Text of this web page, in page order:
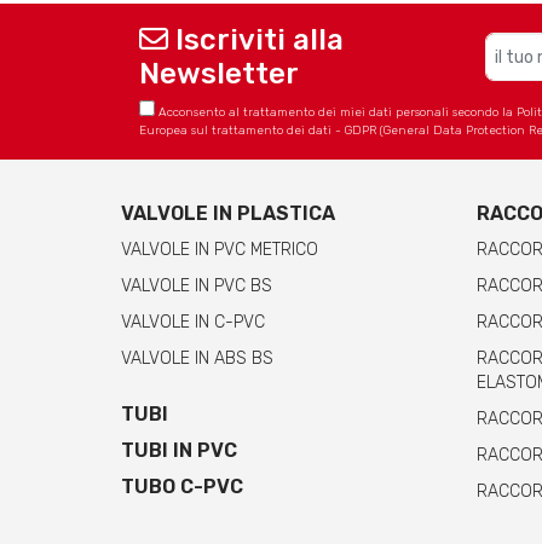
Iscriviti alla
Newsletter
Acconsento al trattamento dei miei dati personali secondo la
Europea sul trattamento dei dati - GDPR (General Data Protection
VALVOLE IN PLASTICA
VALVOLE IN PVC METRICO
VALVOLE IN PVC BS
VALVOLE IN C-PVC
VALVOLE IN ABS BS
TUBI
TUBI IN PVC
TUBO C-PVC